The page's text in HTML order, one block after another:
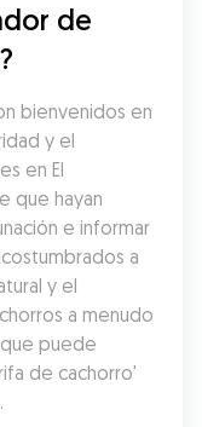
de
bienvenidos en
y el
en El
que hayan
e informar
a
y el
a menudo
puede
de cachorro'